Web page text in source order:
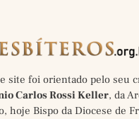
site foi orientado pelo seu
Carlos Rossi Keller, da
hoje Bispo da Diocese de